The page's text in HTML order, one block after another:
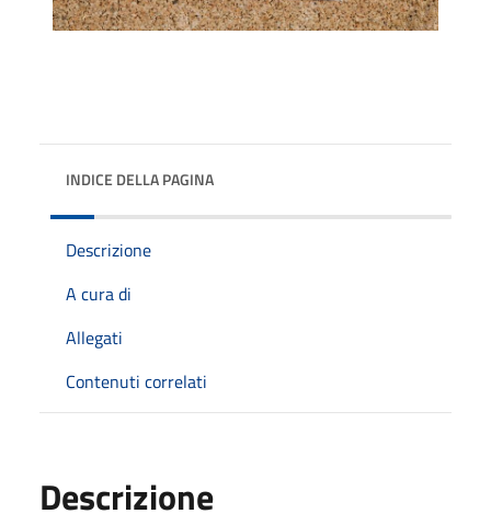
INDICE DELLA PAGINA
Descrizione
A cura di
Allegati
Contenuti correlati
Descrizione